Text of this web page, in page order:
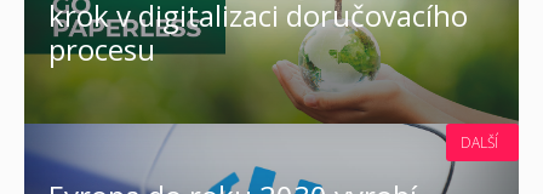
krok v digitalizaci doručovacího
procesu
DALŠÍ